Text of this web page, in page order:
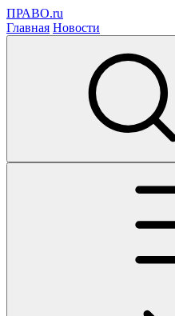
ПРАВО.ru
Главная Новости